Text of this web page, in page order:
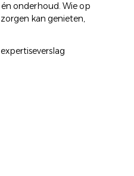
onderhoud. Wie op
kan genieten,